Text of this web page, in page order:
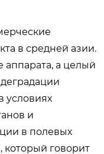
в средней азии.
аппарата, а целый
условиях
и
в полевых
который говорит